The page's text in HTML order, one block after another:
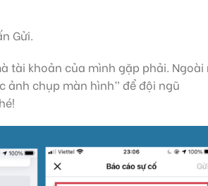
Gửi.
tài khoản của mình gặp phải. Ngoài
ảnh chụp màn hình” để đội ngũ